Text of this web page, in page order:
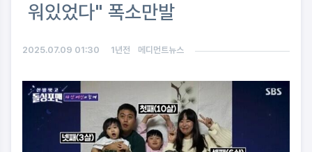
워있었다" 폭소만발
2025.07.09 01:30 1년전 메디먼트뉴스